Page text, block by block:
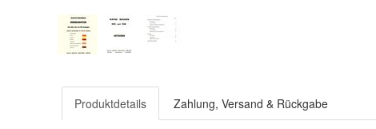
Produktdetails Zahlung, Versand & Rückgabe